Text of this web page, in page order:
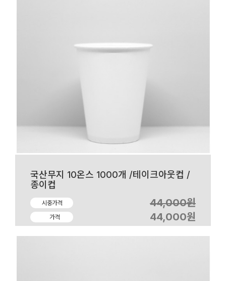
국산무지 10온스 1000개 /테이크아웃컵 /
종이컵
시중가격 44,000원
가격 44,000원